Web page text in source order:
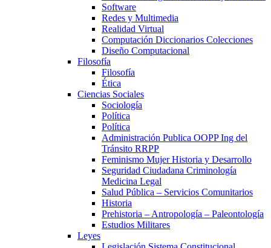
Software
Redes y Multimedia
Realidad Virtual
Computación Diccionarios Colecciones
Diseño Computacional
Filosofía
Filosofía
Ética
Ciencias Sociales
Sociología
Política
Política
Administración Publica OOPP Ing del
Tránsito RRPP
Feminismo Mujer Historia y Desarrollo
Seguridad Ciudadana Criminología
Medicina Legal
Salud Pública – Servicios Comunitarios
Historia
Prehistoria – Antropología – Paleontología
Estudios Militares
Leyes